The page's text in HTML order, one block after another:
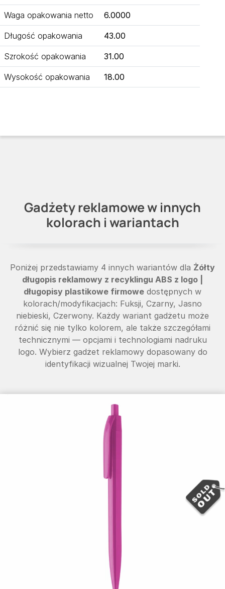
Waga opakowania netto 6.0000
Długość opakowania 43.00
Szrokość opakowania 31.00
Wysokość opakowania 18.00
Gadżety reklamowe w innych
kolorach i wariantach
Poniżej przedstawiamy 4 innych wariantów dla Żółty
długopis reklamowy z recyklingu ABS z logo |
długopisy plastikowe firmowe dostępnych w
kolorach/modyfikacjach: Fuksji, Czarny, Jasno
niebieski, Czerwony. Każdy wariant gadżetu może
różnić się nie tylko kolorem, ale także szczegółami
technicznymi — opcjami i technologiami nadruku
logo. Wybierz gadżet reklamowy dopasowany do
identyfikacji wizualnej Twojej marki.